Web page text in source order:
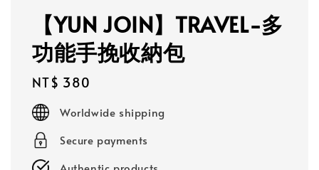
【YUN JOIN】TRAVEL-多
功能手挽收納包
Regular
price
NT$ 380
Worldwide shipping
Secure payments